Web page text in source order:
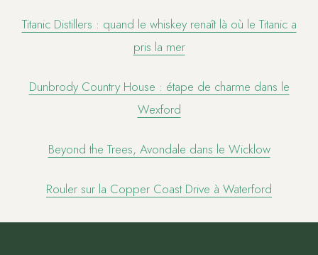
Titanic Distillers : quand le whiskey renaît là où le Titanic a
pris la mer
Dunbrody Country House : étape de charme dans le
Wexford
Beyond the Trees, Avondale dans le Wicklow
Rouler sur la Copper Coast Drive à Waterford